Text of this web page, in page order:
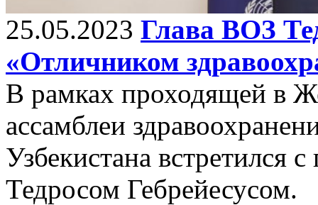
25.05.2023 Глава ВОЗ
«Отличником
В рамках проходящей в
ассамблеи
Узбекистана встретился
Тедросом Гебрейесусом.